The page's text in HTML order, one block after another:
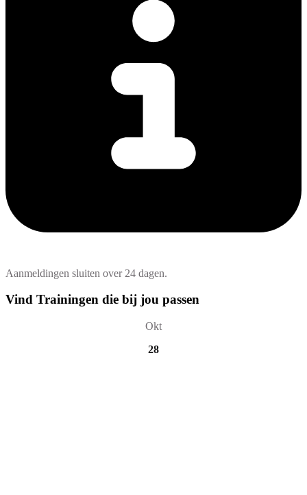
Aanmeldingen sluiten over 24 dagen.
Vind Trainingen die bij jou passen
Okt
28